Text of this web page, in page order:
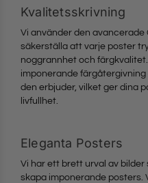
Kvalitetsskrivning
Vi använder den
säkerställa att varje poster
noggrannhet och
imponerande
den erbjuder, vilket ger dina
livfullhet.
Eleganta Posters
Vi har ett brett urval av
skapa imponerande posters.